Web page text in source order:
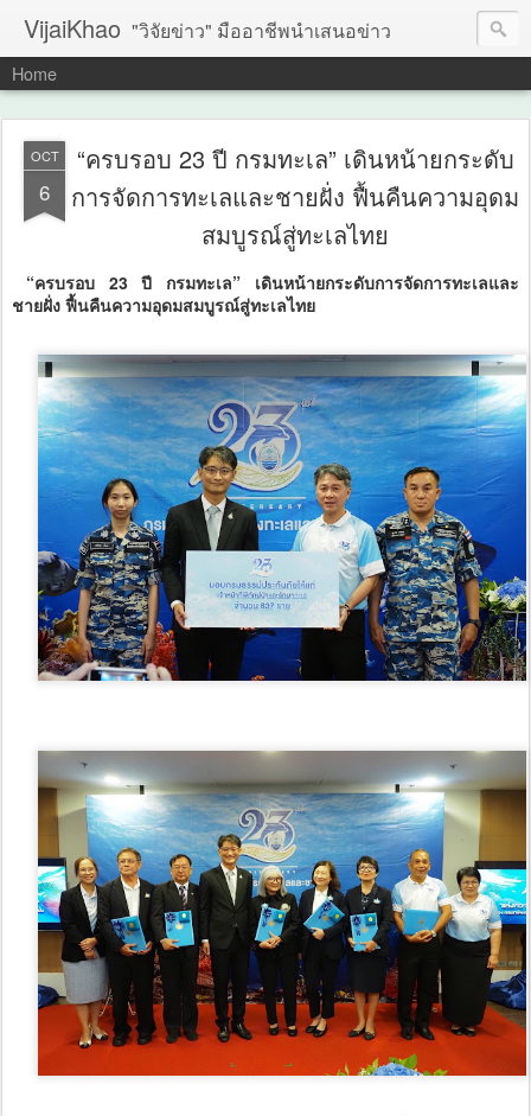
VijaiKhao "วิจัยข่าว" มืออาชีพนำเสนอข่าว
Home
OCT
6
“ครบรอบ 23 ปี กรมทะเล” เดินหน้ายกระดับ
การจัดการทะเลและชายฝั่ง ฟื้นคืนความอุดม
สมบูรณ์สู่ทะเลไทย
“ครบรอบ 23 ปี กรมทะเล” เดินหน้ายกระดับการจัดการทะเลและ
ชายฝั่ง ฟื้นคืนความอุดมสมบูรณ์สู่ทะเลไทย